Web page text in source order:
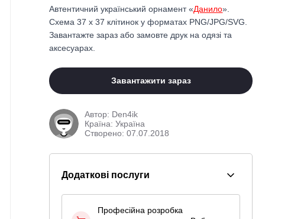
Автентичний український орнамент «Данило».
Схема 37 x 37 клітинок у форматах PNG/JPG/SVG.
Завантажте зараз або замовте друк на одязі та
аксесуарах.
Завантажити зараз
Автор: Den4ik
Країна: Україна
Створено: 07.07.2018
Додаткові послуги
Професійна розробка